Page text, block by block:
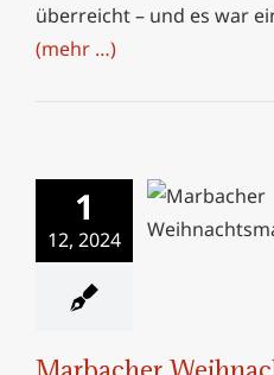
überreicht – und es war
(mehr …)
1
12, 2024